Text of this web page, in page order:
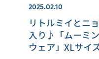
2025.02.10
リトルミイとニ
入り♪「ムーミ
ウェア」XLサイ